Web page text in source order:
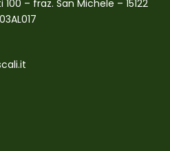
– fraz. San Michele – 15122